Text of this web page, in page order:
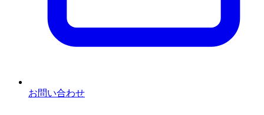
お問い合わせ